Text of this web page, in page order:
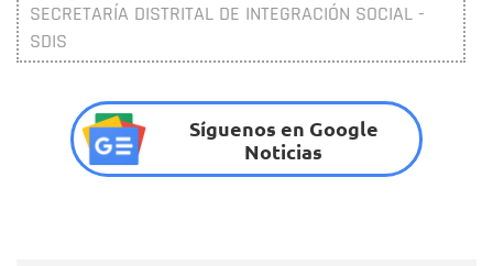
SECRETARÍA DISTRITAL DE INTEGRACIÓN SOCIAL -
SDIS
Síguenos en Google
Noticias